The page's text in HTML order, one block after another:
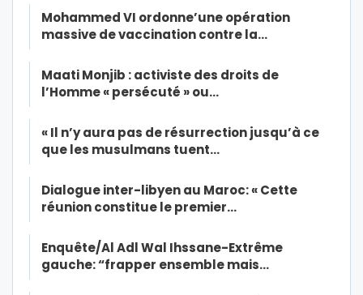
Mohammed VI ordonne’une opération
massive de vaccination contre la…
Maati Monjib : activiste des droits de
l’Homme « persécuté » ou…
« Il n’y aura pas de résurrection jusqu’à ce
que les musulmans tuent…
Dialogue inter-libyen au Maroc: « Cette
réunion constitue le premier…
Enquête/Al Adl Wal Ihssane-Extrême
gauche: “frapper ensemble mais…